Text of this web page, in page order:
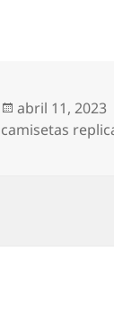
Publicado
el
abril 11, 2023
camisetas